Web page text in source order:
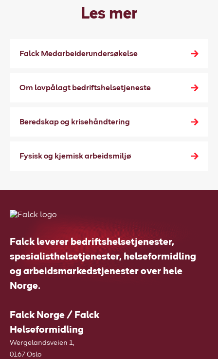
Les mer
Falck Medarbeiderundersøkelse
Om lovpålagt bedriftshelsetjeneste
Beredskap og krisehåndtering
Fysisk og kjemisk arbeidsmiljø
Falck leverer bedriftshelsetjenester,
spesialisthelsetjenester, helseformidling
og arbeidsmarkedstjenester over hele
Norge.
Falck Norge / Falck
Helseformidling
Wergelandsveien 1,
0167 Oslo